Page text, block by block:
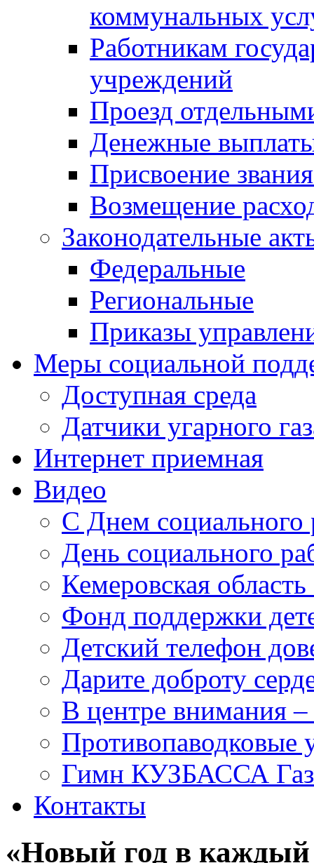
коммунальных
Работникам
учреждений
Проезд
Денежные
Присвоение
Возмещение
Законодательные
Федеральные
Региональные
Приказы
Меры социальной
Доступная среда
Датчики угарного
Интернет приемная
Видео
С Днем социального
День социального
Кемеровская
Фонд поддержки
Детский телефон
Дарите доброту
В центре внимания –
Противопаводковые
Гимн КУЗБАССА
Контакты
«Новый год в